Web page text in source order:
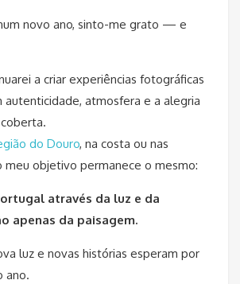
novo ano, sinto-me grato — e
a criar experiências fotográficas
autenticidade, atmosfera e a alegria
do Douro, na costa ou nas
meu objetivo permanece o mesmo:
através da luz e da
apenas da paisagem.
luz e novas histórias esperam por
ano.